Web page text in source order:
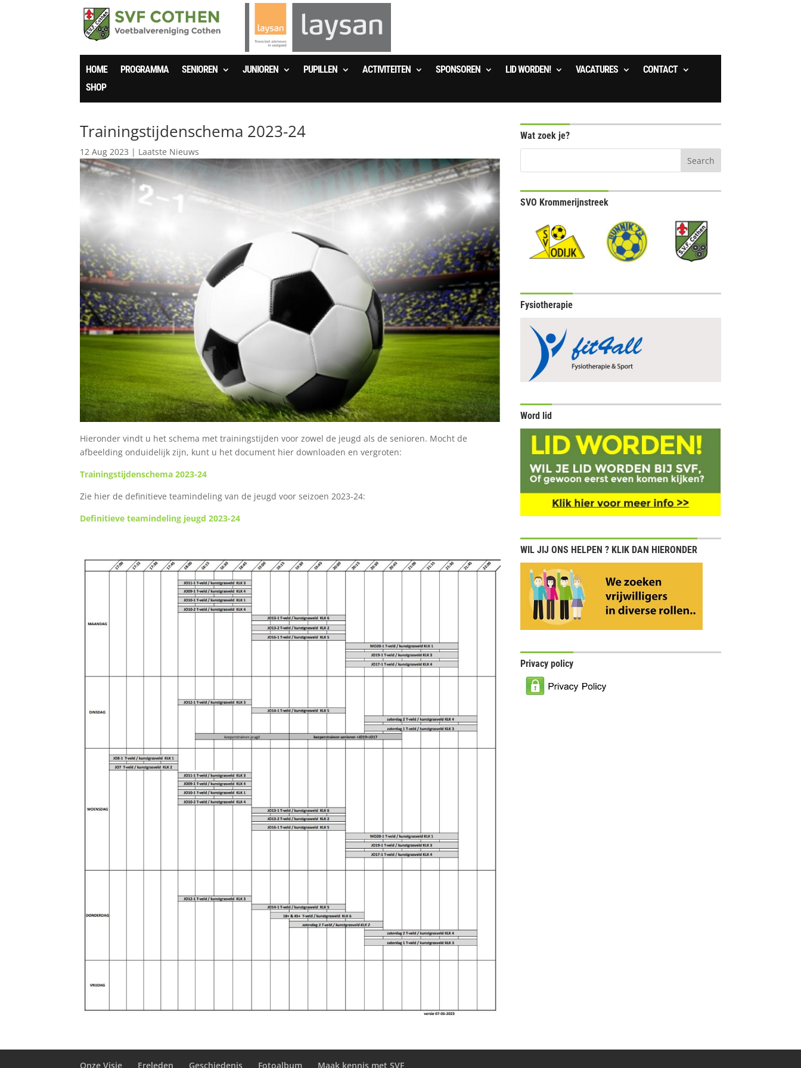
HOME PROGRAMMA SENIOREN JUNIOREN PUPILLEN ACTIVITEITEN SPONSOREN LID WORDEN! VACATURES
CONTACT
SHOP
Trainingstijdenschema 2023-24
12 Aug 2023 | Laatste Nieuws
Hieronder vindt u het schema met trainingstijden voor zowel de jeugd als de senioren. Mocht de
afbeelding onduidelijk zijn, kunt u het document hier downloaden en vergroten:
Trainingstijdenschema 2023-24
Zie hier de definitieve teamindeling van de jeugd voor seizoen 2023-24:
Definitieve teamindeling jeugd 2023-24
Wat zoek je?
SVO Krommerijnstreek
Fysiotherapie
Word lid
WIL JIJ ONS HELPEN ? KLIK DAN HIERONDER
Privacy policy
Onze Visie Ereleden Geschiedenis Fotoalbum Maak kennis met SVF